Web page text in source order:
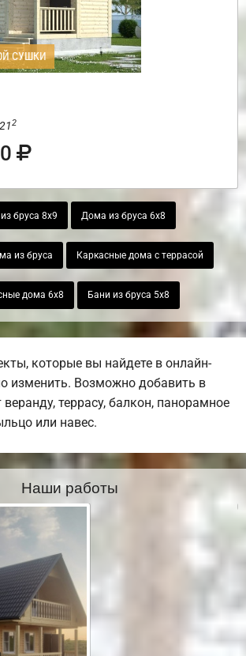
СУШКИ
2
бруса 8х9 Дома из бруса 6х8
из бруса Каркасные дома с террасой
дома 6х8 Бани из бруса 5х8
которые вы найдете в онлайн-
изменить. Возможно добавить в
террасу, балкон, панорамное
или навес.
Наши работы